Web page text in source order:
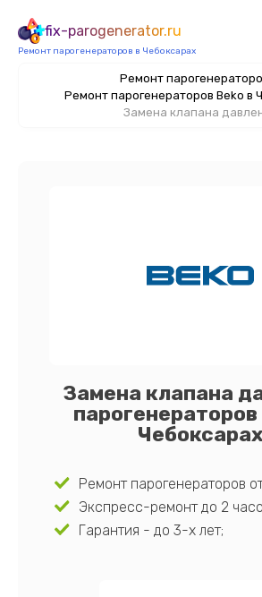
fix-parogenerator.ru
Ремонт парогенераторов в Чебоксарах
Ремонт
Ремонт парогенераторов Beko в
Замена клапана
Замена клапана
парогенераторов
Чебоксарах
Ремонт парогенераторов
Экспресс-ремонт до 2
Гарантия - до 3-х лет;